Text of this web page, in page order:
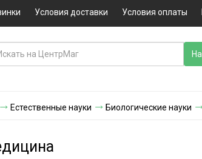
Условия доставки Условия оплаты
Естественные науки Биологические науки